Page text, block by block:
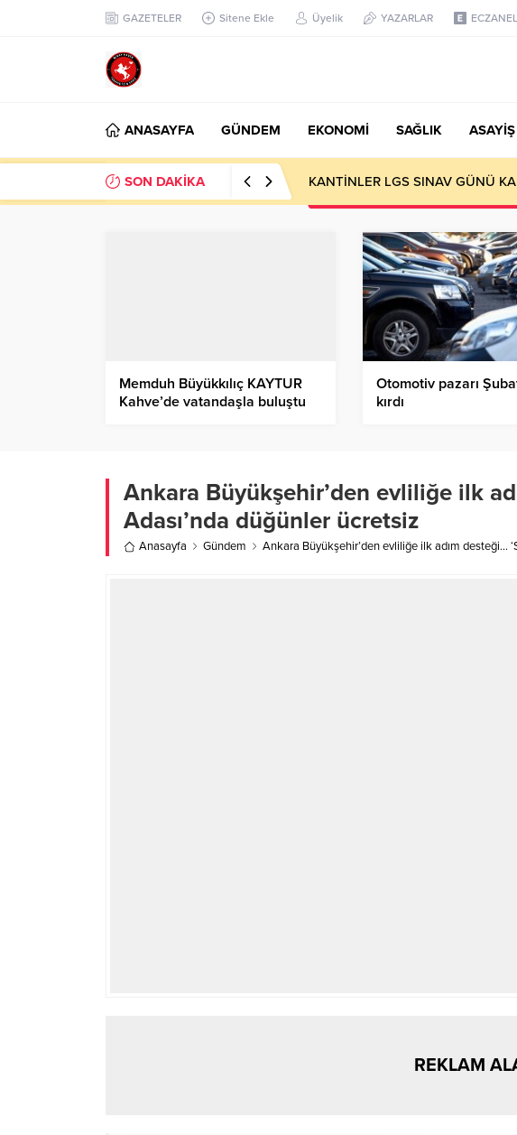
GAZETELER Sitene Ekle Üyelik YAZARLAR
ANASAYFA GÜNDEM EKONOMİ SAĞLIK ASAYİŞ
SON DAKİKA KANTİNLER LGS SINAV GÜNÜ
Memduh Büyükkılıç KAYTUR
Kahve’de vatandaşla buluştu
Otomotiv pazarı
kırdı
Ankara Büyükşehir’den evliliğe ilk
Adası’nda düğünler ücretsiz
Anasayfa Gündem Ankara Büyükşehir’den evliliğe ilk adım desteği…
REKLAM